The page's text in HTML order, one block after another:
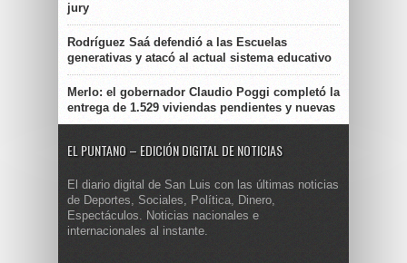
jury
Rodríguez Saá defendió a las Escuelas
generativas y atacó al actual sistema educativo
Merlo: el gobernador Claudio Poggi completó la
entrega de 1.529 viviendas pendientes y nuevas
EL PUNTANO – EDICIÓN DIGITAL DE NOTICIAS
El diario digital de San Luis con las últimas noticias
de Deportes, Sociales, Política, Dinero,
Espectáculos. Noticias nacionales e
internacionales al instante.